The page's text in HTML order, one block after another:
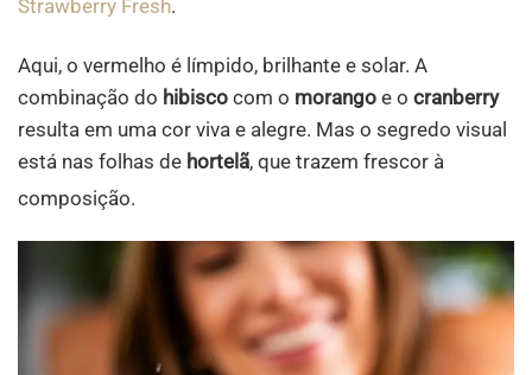
Strawberry Fresh.
Aqui, o vermelho é límpido, brilhante e solar. A
combinação do hibisco com o morango e o cranberry
resulta em uma cor viva e alegre. Mas o segredo visual
está nas folhas de hortelã, que trazem frescor à
composição.